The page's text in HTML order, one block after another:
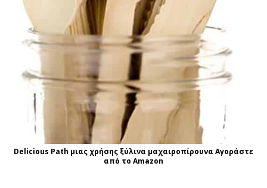
Delicious Path μιας χρήσης ξύλινα μαχαιροπίρουνα Αγοράστε
από το Amazon